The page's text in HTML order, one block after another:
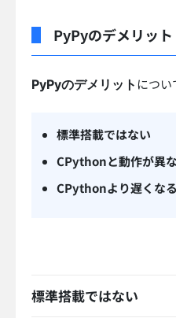
PyPyのデメリット
PyPyのデメリット につい
標準搭載ではない
CPythonと動作が異
CPythonより遅くな
標準搭載ではない